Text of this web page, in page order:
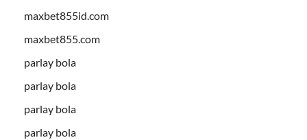
maxbet855id.com
maxbet855.com
parlay bola
parlay bola
parlay bola
parlay bola